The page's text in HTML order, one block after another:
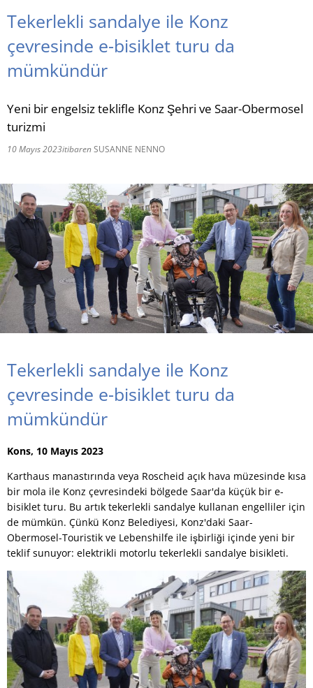
Tekerlekli sandalye ile Konz
çevresinde e-bisiklet turu da
mümkündür
Yeni bir engelsiz teklifle Konz Şehri ve Saar-Obermosel
turizmi
10 Mayıs 2023itibarenSUSANNE NENNO
Tekerlekli sandalye ile Konz
çevresinde e-bisiklet turu da
mümkündür
Kons, 10 Mayıs 2023
Karthaus manastırında veya Roscheid açık hava müzesinde kısa
bir mola ile Konz çevresindeki bölgede Saar'da küçük bir e-
bisiklet turu. Bu artık tekerlekli sandalye kullanan engelliler için
de mümkün. Çünkü Konz Belediyesi, Konz'daki Saar-
Obermosel-Touristik ve Lebenshilfe ile işbirliği içinde yeni bir
teklif sunuyor: elektrikli motorlu tekerlekli sandalye bisikleti.